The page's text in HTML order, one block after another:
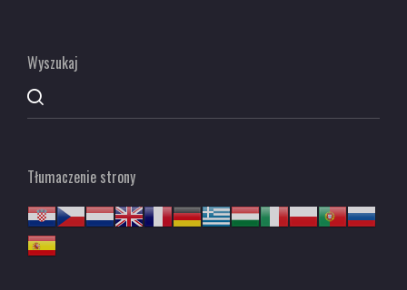
Wyszukaj
Tłumaczenie strony